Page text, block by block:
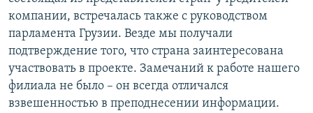
компании, встречалась также с руководством
парламента Грузии. Везде мы получали
подтверждение того, что страна заинтересована
участвовать в проекте. Замечаний к работе нашего
филиала не было – он всегда отличался
взвешенностью в преподнесении информации.